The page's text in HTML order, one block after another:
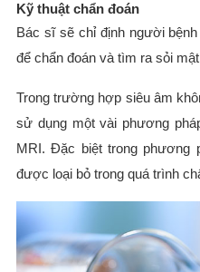
Kỹ thuật chẩn đoán
Bác sĩ sẽ chỉ định người
để chẩn đoán và tìm ra sỏi
Trong trường hợp siêu âm
sử dụng một vài phương
MRI. Đặc biệt trong phương
được loại bỏ trong quá trình